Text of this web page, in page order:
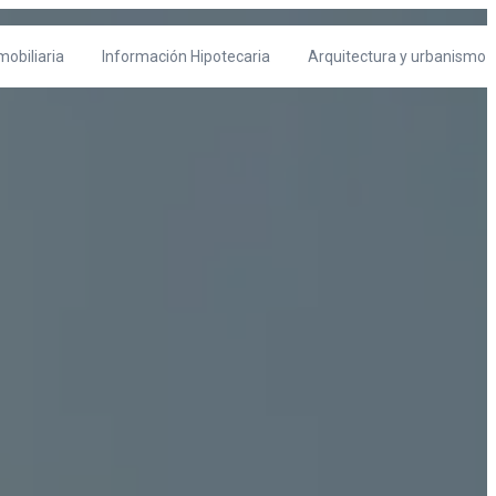
Información Hipotecaria Arquitectura y urbanismo
casa